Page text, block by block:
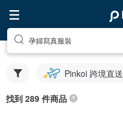
孕婦寫真服裝
Pinkoi 跨境直送
找到 289 件商品